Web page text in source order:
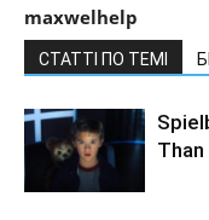
maxwelhelp
СТАТТІ ПО ТЕМІ